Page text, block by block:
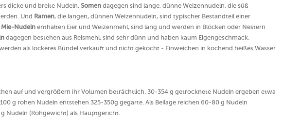
dicke und breite Nudeln. Somen dagegen sind lange, dünne Weizennudeln, die süß
Und Ramen, die langen, dünnen Weizennudeln, sind typischer Bestandteil einer
Mie-Nudeln enthalten Eier und Weizenmehl, sind lang und werden in Blöcken oder Nestern
dagegen bestehen aus Reismehl, sind sehr dünn und haben kaum Eigengeschmack.
als lockeres Bündel verkauft und nicht gekocht - Einweichen in kochend heißes Wasser
auf und vergrößern ihr Volumen beträchtlich. 30-354 g getrocknete Nudeln ergeben etwa
g rohen Nudeln entstehen 325-350g gegarte. Als Beilage reichen 60-80 g Nudeln
Nudeln (Rohgewicht) als Hauptgericht.